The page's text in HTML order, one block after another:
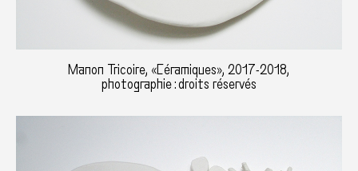
Manon Tricoire, «Céramiques», 2017-2018,
photographie : droits réservés